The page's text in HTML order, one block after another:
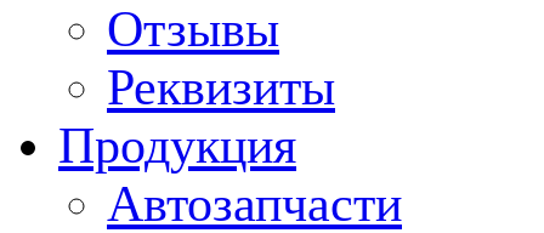
Отзывы
Реквизиты
Продукция
Автозапчасти